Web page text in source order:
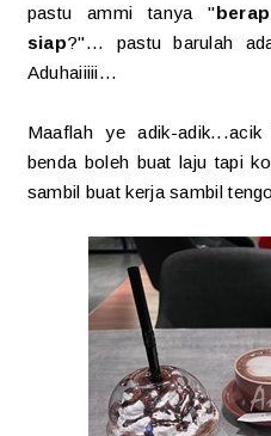
pastu ammi tanya "
siap?"... pastu barulah
Aduhaiiiii...
Maaflah ye adik-
benda boleh buat laju tapi
sambil buat kerja sambil